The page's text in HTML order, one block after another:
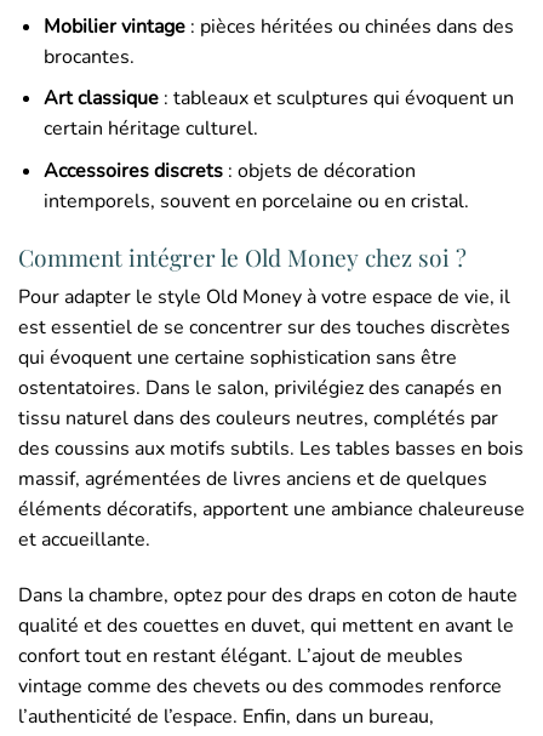
Mobilier vintage: pièces héritées ou chinées dans des
brocantes.
Art classique: tableaux et sculptures qui évoquent un
certain héritage culturel.
Accessoires discrets: objets de décoration
intemporels, souvent en porcelaine ou en cristal.
Comment intégrer le Old Money chez soi ?
Pour adapter le style Old Money à votre espace de vie, il
est essentiel de se concentrer sur des touches discrètes
qui évoquent une certaine sophistication sans être
ostentatoires. Dans le salon, privilégiez des canapés en
tissu naturel dans des couleurs neutres, complétés par
des coussins aux motifs subtils. Les tables basses en bois
massif, agrémentées de livres anciens et de quelques
éléments décoratifs, apportent une ambiance chaleureuse
et accueillante.
Dans la chambre, optez pour des draps en coton de haute
qualité et des couettes en duvet, qui mettent en avant le
confort tout en restant élégant. L’ajout de meubles
vintage comme des chevets ou des commodes renforce
l’authenticité de l’espace. Enfin, dans un bureau,